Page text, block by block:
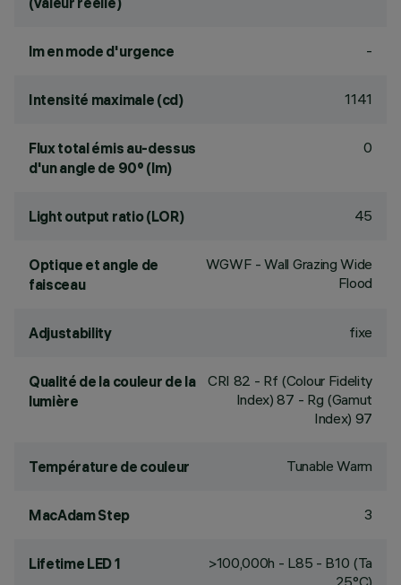
lm en mode d'urgence -
Intensité maximale (cd) 1141
Flux total émis au-dessus
d'un angle de 90° (lm)
0
Light output ratio (LOR) 45
Optique et angle de
faisceau
WGWF - Wall Grazing Wide
Flood
Adjustability fixe
Qualité de la couleur de la
lumière
CRI 82 - Rf (Colour Fidelity
Index) 87 - Rg (Gamut
Index) 97
Température de couleur Tunable Warm
MacAdam Step 3
Lifetime LED 1
>100,000h - L85 - B10 (Ta
25°C)